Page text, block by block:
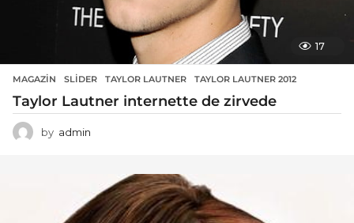
17
MAGAZIN SLIDER ,TAYLOR LAUTNER ,TAYLOR LAUTNER 2012
Taylor Lautner internette de zirvede
by admin